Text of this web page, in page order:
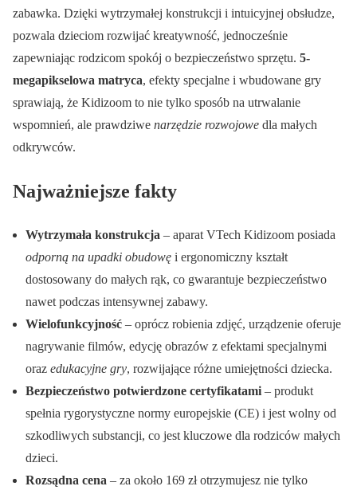
zabawka. Dzięki wytrzymałej konstrukcji i intuicyjnej obsłudze,
pozwala dzieciom rozwijać kreatywność, jednocześnie
zapewniając rodzicom spokój o bezpieczeństwo sprzętu. 5-
megapikselowa matryca, efekty specjalne i wbudowane gry
sprawiają, że Kidizoom to nie tylko sposób na utrwalanie
wspomnień, ale prawdziwe narzędzie rozwojowe dla małych
odkrywców.
Najważniejsze fakty
Wytrzymała konstrukcja – aparat VTech Kidizoom posiada
odporną na upadki obudowę i ergonomiczny kształt
dostosowany do małych rąk, co gwarantuje bezpieczeństwo
nawet podczas intensywnej zabawy.
Wielofunkcyjność – oprócz robienia zdjęć, urządzenie oferuje
nagrywanie filmów, edycję obrazów z efektami specjalnymi
oraz edukacyjne gry, rozwijające różne umiejętności dziecka.
Bezpieczeństwo potwierdzone certyfikatami – produkt
spełnia rygorystyczne normy europejskie (CE) i jest wolny od
szkodliwych substancji, co jest kluczowe dla rodziców małych
dzieci.
Rozsądna cena – za około 169 zł otrzymujesz nie tylko